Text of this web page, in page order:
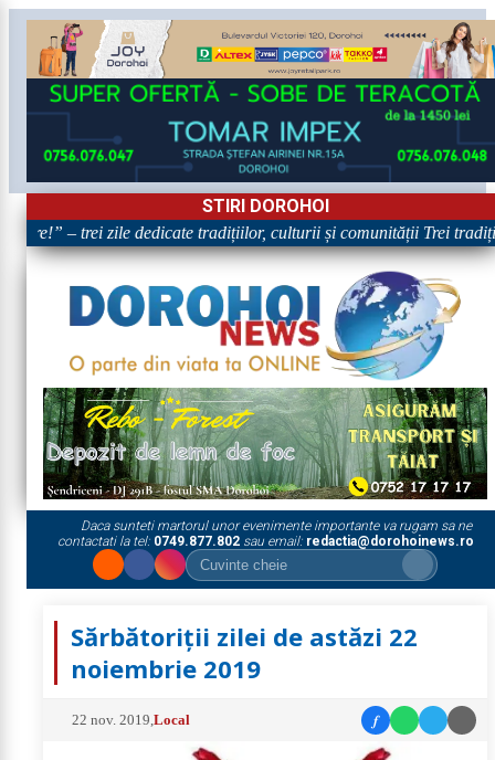
STIRI DOROHOI
– trei zile dedicate tradițiilor, culturii și comunității Trei
Daca sunteti martorul unor evenimente importante va rugam sa ne
contactati la tel: 0749.877.802sau email: redactia@dorohoinews.ro
Sărbătoriții zilei de astăzi 22
noiembrie 2019
22 nov. 2019 ,Local f